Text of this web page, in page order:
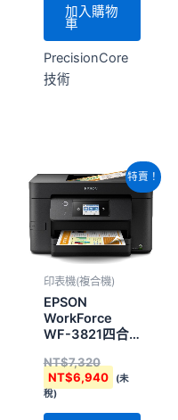
加入購物
車
PrecisionCore
技術
特賣！
印表機(複合機)
EPSON
WorkForce
WF-3821四合
複合機
NT$7,320
原
價
格：
NT$7,320。
NT$6,940
目
價
格：
NT$6,940。
(未
稅)